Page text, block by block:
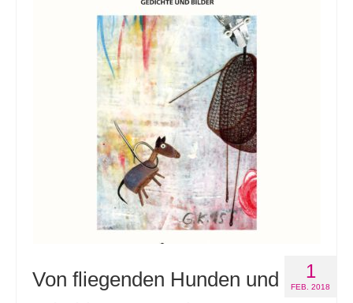
Neuerscheinungen von Mitgliedern
Ausschreibungen
Leipziger Lyrikbibliothek
Lyrikschaufenster im Literaturhaus Leipzig
Mitglied werden
1
FEB. 2018
Von fliegenden Hunden und